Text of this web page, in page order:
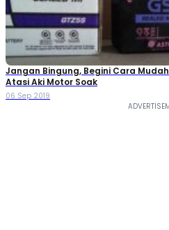
Jangan Bingung, Begini Cara Mudah
Atasi Aki Motor Soak
06 Sep 2019